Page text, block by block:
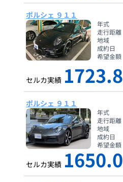
ポルシェ ９１１
年式
走行距離
地域
成約日
希望金額
セルカ実績 1723.8
ポルシェ ９１１
年式
走行距離
地域
成約日
希望金額
セルカ実績 1650.0